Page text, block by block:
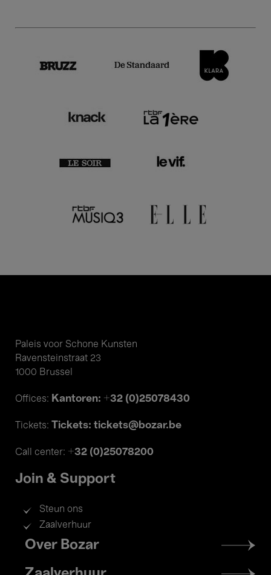
Paleis voor Schone Kunsten
Ravensteinstraat 23
1000 Brussel
Offices: Kantoren: +32 (0)25078430
Tickets: Tickets: tickets@bozar.be
Call center: +32 (0)25078200
Join & Support
Steun ons
Zaalverhuur
Footer
menu
Over Bozar